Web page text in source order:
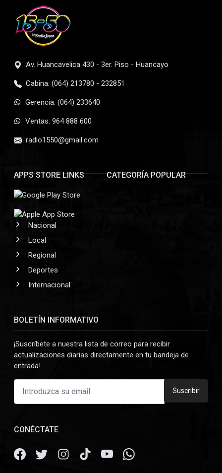
Av. Huancavelica 430 - 3er. Piso - Huancayo
Cabina: (064) 213780 - 232851
Gerencia: (064) 233640
Ventas: 964 888 600
radio1550@gmail.com
APPS STORE LINKS CATEGORÍA POPULAR
Nacional
Local
Regional
Deportes
Internacional
BOLETÍN INFORMATIVO
¡Suscríbete a nuestra lista de correo para recibir
actualizaciones diarias directamente en tu bandeja de
entrada!
Suscribir
CONÉCTATE